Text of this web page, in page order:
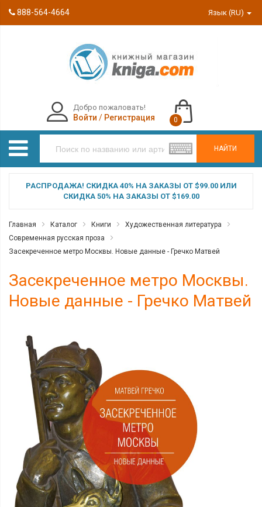
888-564-4664 Язык (RU)
НАЙТИ
Добро пожаловать!
Войти / Регистрация 0
РАСПРОДАЖА! СКИДКА 40% НА ЗАКАЗЫ ОТ $99.00 ИЛИ
СКИДКА 50% НА ЗАКАЗЫ ОТ $169.00
Главная Каталог Книги
Художественная литература
Современная русская проза
Засекреченное метро Москвы. Новые данные - Гречко Матвей
Засекреченное метро Москвы.
Новые данные - Гречко Матвей